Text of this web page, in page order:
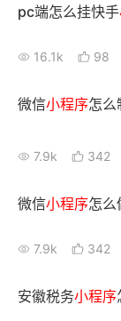
智库
产品更新动态
行业洞察
pc端怎么挂快手
16.1k 98
微信小程序怎么
7.9k 342
微信小程序怎么
7.9k 342
安徽税务小程序